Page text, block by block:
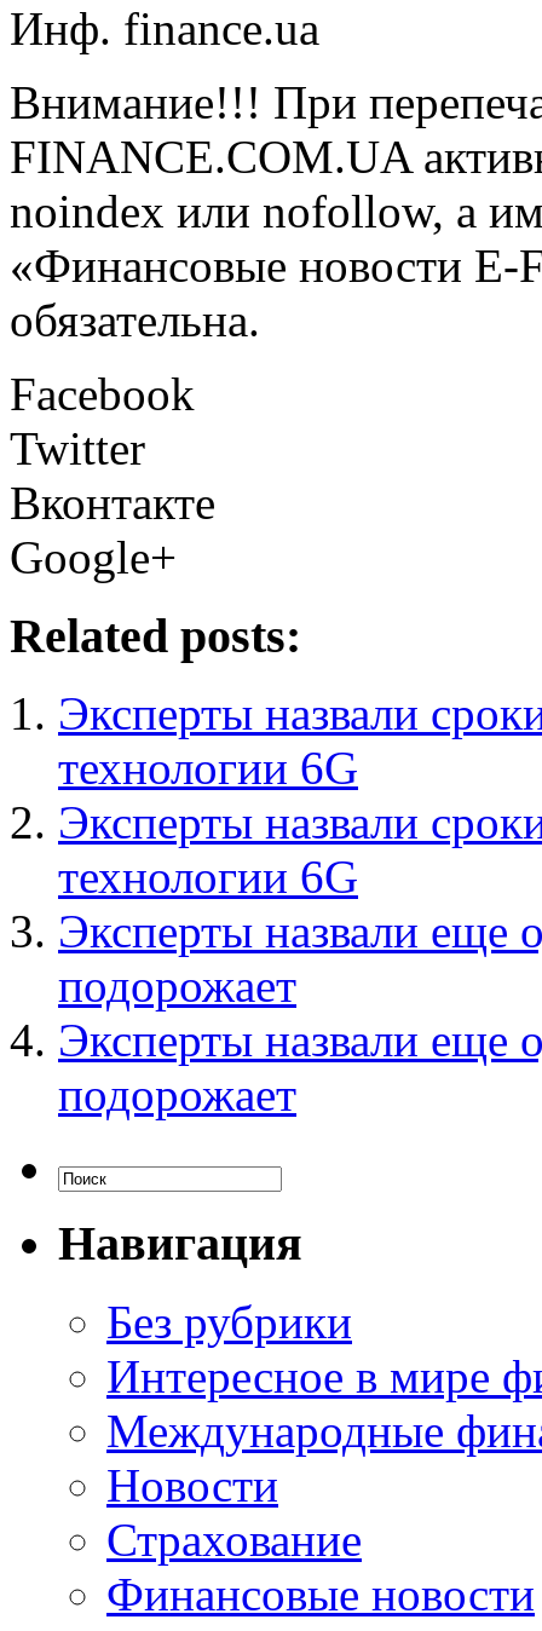
Инф. finance.ua
Внимание!!! При
FINANCE.COM.UA
noindex или nofollow, а
«Финансовые новости
обязательна.
Facebook
Twitter
Вконтакте
Google+
Related posts:
Эксперты назвали
технологии 6G
Эксперты назвали
технологии 6G
Эксперты назвали еще
подорожает
Эксперты назвали еще
подорожает
Навигация
Без рубрики
Интересное в мире
Международные
Новости
Страхование
Финансовые новости